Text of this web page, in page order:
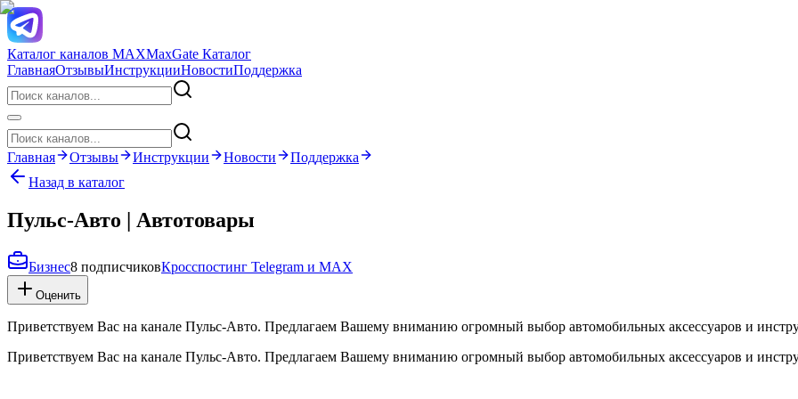
Каталог каналов MAXMaxGate Каталог
ГлавнаяОтзывыИнструкцииНовостиПоддержка
Главная Отзывы Инструкции Новости
Поддержка
Назад в каталог
Пульс-Авто | Автотовары
Бизнес8 подписчиковКросспостинг Telegram и MAX
Оценить
Приветствуем Вас на канале Пульс-Авто. Предлагаем Вашему вниманию огромный выбор автомобильных аксессуаров и
Приветствуем Вас на канале Пульс-Авто. Предлагаем Вашему вниманию огромный выбор автомобильных аксессуаров и